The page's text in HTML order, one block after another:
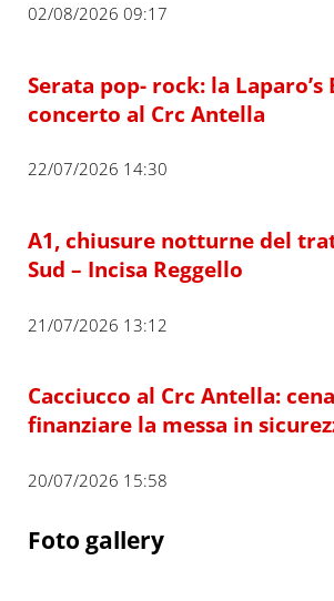
02/08/2026 09:17
Serata pop- rock: la Laparo’s
concerto al Crc Antella
22/07/2026 14:30
A1, chiusure notturne del
Sud – Incisa Reggello
21/07/2026 13:12
Cacciucco al Crc Antella:
finanziare la messa in
20/07/2026 15:58
Foto gallery